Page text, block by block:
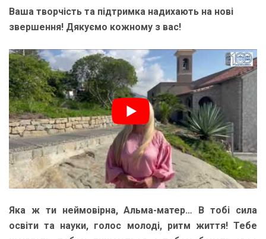
Ваша творчість та підтримка надихають на нові
звершення! Дякуємо кожному з вас!
Яка ж ти неймовірна, Альма-матер… В тобі сила
освіти та науки, голос молоді, ритм життя! Тебе